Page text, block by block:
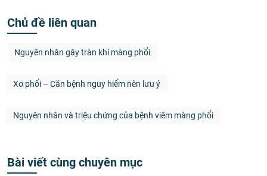
Chủ đề liên quan
Nguyên nhân gây tràn khí màng phổi
Xơ phổi – Căn bệnh nguy hiểm nên lưu ý
Nguyên nhân và triệu chứng của bệnh viêm màng phổi
Bài viết cùng chuyên mục